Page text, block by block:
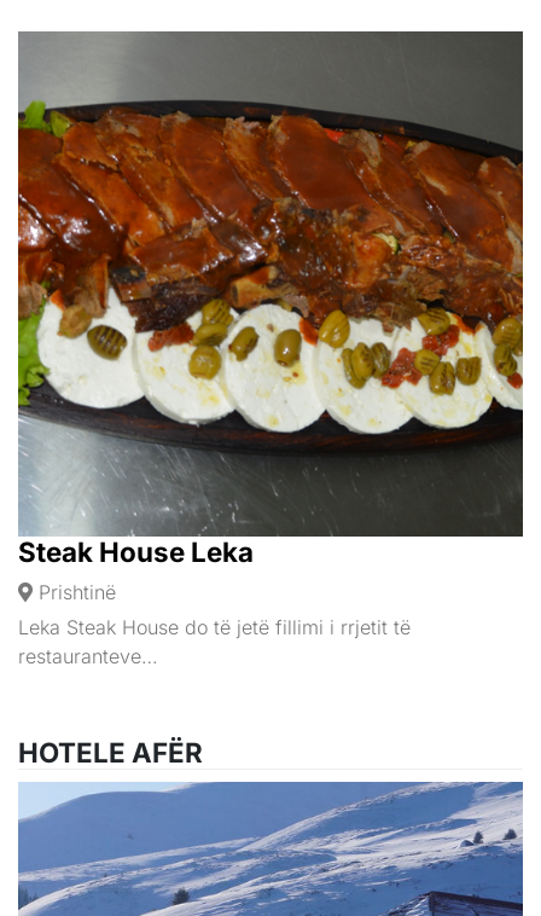
Steak House Leka
Prishtinë
Leka Steak House do të jetë fillimi i rrjetit të
restauranteve…
HOTELE AFËR